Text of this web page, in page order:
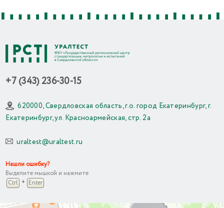
+7 (343) 236-30-15
620000, Свердловская область, г.о. город Екатеринбург, г.
Екатеринбург, ул. Красноармейская, стр. 2а
uraltest@uraltest.ru
Нашли ошибку?
Выделите мышкой и нажмите
Ctrl + Enter